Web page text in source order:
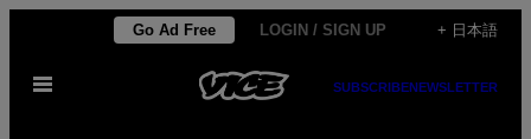
content
Go Ad Free LOGIN / SIGN UP + 日本語
Open
SUBSCRIBENEWSLETTER